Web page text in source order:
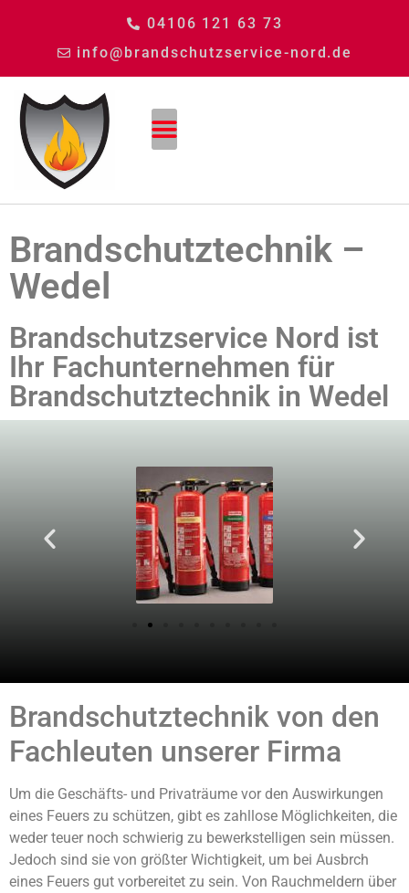
04106 121 63 73
info@brandschutzservice-nord.de
Brandschutztechnik –
Wedel
Brandschutzservice Nord ist
Ihr Fachunternehmen für
Brandschutztechnik in Wedel
Brandschutztechnik von den
Fachleuten unserer Firma
Um die Geschäfts- und Privaträume vor den Auswirkungen
eines Feuers zu schützen, gibt es zahllose Möglichkeiten, die
weder teuer noch schwierig zu bewerkstelligen sein müssen.
Jedoch sind sie von größter Wichtigkeit, um bei Ausbrch
eines Feuers gut vorbereitet zu sein. Von Rauchmeldern über